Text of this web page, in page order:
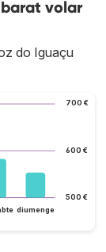
volar
do Iguaçu
500 €
600 €
700 €
diumenge